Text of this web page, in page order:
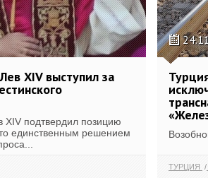
XIV выступил за
XIV подтвердил позицию
единственным решением
ТУРЦИЯ